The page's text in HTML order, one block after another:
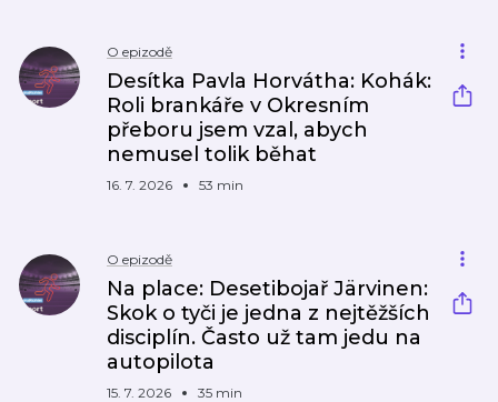
O epizodě
Desítka Pavla Horvátha: Kohák:
Roli brankáře v Okresním
přeboru jsem vzal, abych
nemusel tolik běhat
16. 7. 2026 53 min
O epizodě
Na place: Desetibojař Järvinen:
Skok o tyči je jedna z nejtěžších
disciplín. Často už tam jedu na
autopilota
15. 7. 2026 35 min